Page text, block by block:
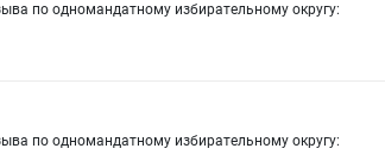
по одномандатному избирательному округу:
по одномандатному избирательному округу: